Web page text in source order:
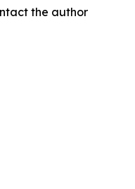
the author